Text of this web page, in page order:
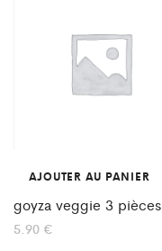
AJOUTER AU PANIER
goyza veggie 3 pièces
5.90 €